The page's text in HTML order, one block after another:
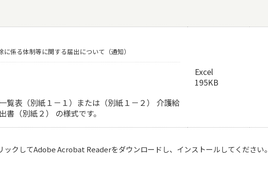
係る体制等に関する届出について（通知）
覧表（別紙１－１）または（別紙１－２） 介護給
（別紙２） の様式です。
Excel
195KB
クしてAdobe Acrobat Readerをダウンロードし、インストールしてください。